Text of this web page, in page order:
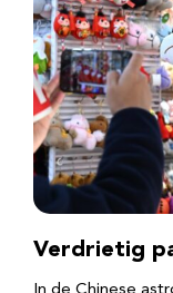
Verdrietig